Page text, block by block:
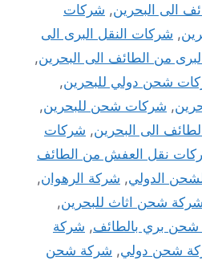
الى البحرين, شركات
, شركات النقل البرى الى
من الطائف الى البحرين,
شحن دولي للبحرين,
, شركات شحن للبحرين,
الى البحرين, شركات
نقل العفش من الطائف
الدولي, شركة الرهوان,
شركة شحن اثاث للبحرين,
بري بالطائف, شركة
شحن دولي, شركة شحن